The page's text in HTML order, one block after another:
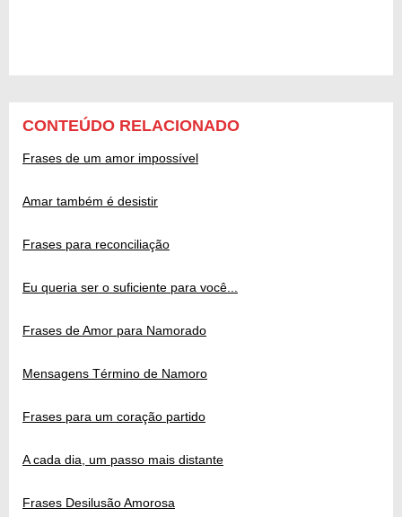
CONTEÚDO RELACIONADO
Frases de um amor impossível
Amar também é desistir
Frases para reconciliação
Eu queria ser o suficiente para você...
Frases de Amor para Namorado
Mensagens Término de Namoro
Frases para um coração partido
A cada dia, um passo mais distante
Frases Desilusão Amorosa